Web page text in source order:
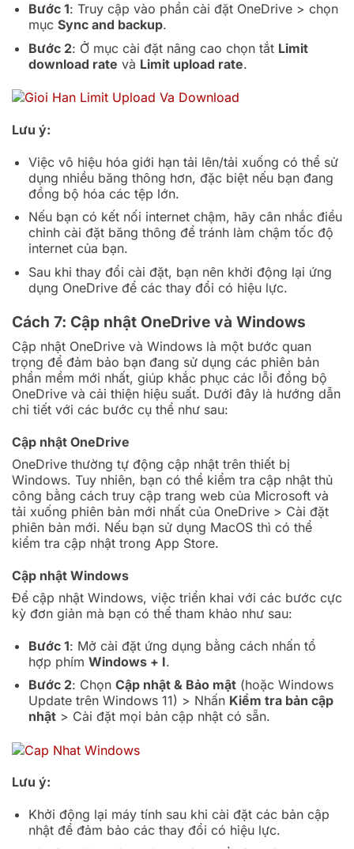
Bước 1: Truy cập vào phần cài đặt OneDrive > chọn
mục Sync and backup.
Bước 2: Ở mục cài đặt nâng cao chọn tắt Limit
download rate và Limit upload rate.
Lưu ý:
Việc vô hiệu hóa giới hạn tải lên/tải xuống có thể sử
dụng nhiều băng thông hơn, đặc biệt nếu bạn đang
đồng bộ hóa các tệp lớn.
Nếu bạn có kết nối internet chậm, hãy cân nhắc điều
chỉnh cài đặt băng thông để tránh làm chậm tốc độ
internet của bạn.
Sau khi thay đổi cài đặt, bạn nên khởi động lại ứng
dụng OneDrive để các thay đổi có hiệu lực.
Cách 7: Cập nhật OneDrive và Windows
Cập nhật OneDrive và Windows là một bước quan
trọng để đảm bảo bạn đang sử dụng các phiên bản
phần mềm mới nhất, giúp khắc phục các lỗi đồng bộ
OneDrive và cải thiện hiệu suất. Dưới đây là hướng dẫn
chi tiết với các bước cụ thể như sau:
Cập nhật OneDrive
OneDrive thường tự động cập nhật trên thiết bị
Windows. Tuy nhiên, bạn có thể kiểm tra cập nhật thủ
công bằng cách truy cập trang web của Microsoft và
tải xuống phiên bản mới nhất của OneDrive > Cài đặt
phiên bản mới. Nếu bạn sử dụng MacOS thì có thể
kiểm tra cập nhật trong App Store.
Cập nhật Windows
Để cập nhật Windows, việc triển khai với các bước cực
kỳ đơn giản mà bạn có thể tham khảo như sau:
Bước 1: Mở cài đặt ứng dụng bằng cách nhấn tổ
hợp phím Windows + I.
Bước 2: Chọn Cập nhật & Bảo mật(hoặc Windows
Update trên Windows 11) > Nhấn Kiểm tra bản cập
nhật> Cài đặt mọi bản cập nhật có sẵn.
Lưu ý:
Khởi động lại máy tính sau khi cài đặt các bản cập
nhật để đảm bảo các thay đổi có hiệu lực.